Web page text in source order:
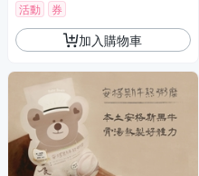
活動 券
加入購物車